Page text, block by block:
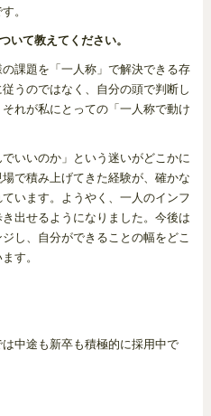
。
いて教えてください。
課題を「一人称」で解決できる存
うのではなく、自分の頭で判断し
れが私にとっての「一人称で動け
いいのか」という迷いがどこかに
で積み上げてきた経験が、確かな
います。ようやく、一人のインフ
出せるようになりました。今後は
し、自分ができることの幅をどこ
す。
中途も新卒も積極的に採用中で